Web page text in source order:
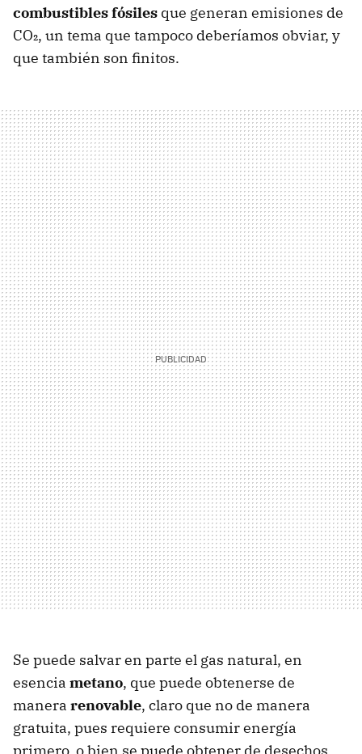
combustibles fósiles que generan emisiones de
CO₂, un tema que tampoco deberíamos obviar, y
que también son finitos.
Se puede salvar en parte el gas natural, en
esencia metano, que puede obtenerse de
manera renovable, claro que no de manera
gratuita, pues requiere consumir energía